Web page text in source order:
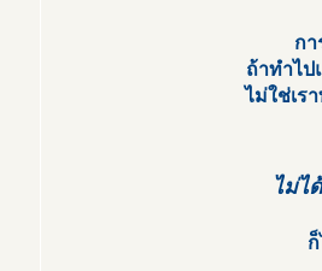
ก
ถ้าทำไ
ไม่ใช่เร
ไม่ไ